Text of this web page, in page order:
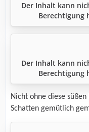
Der Inhalt kann
Berechtigung
Der Inhalt kann
Berechtigung
Nicht ohne diese
Schatten gemütlich